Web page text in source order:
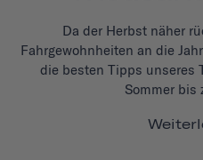
Da der Herbst näher
Fahrgewohnheiten an die
die besten Tipps unseres
Sommer bis